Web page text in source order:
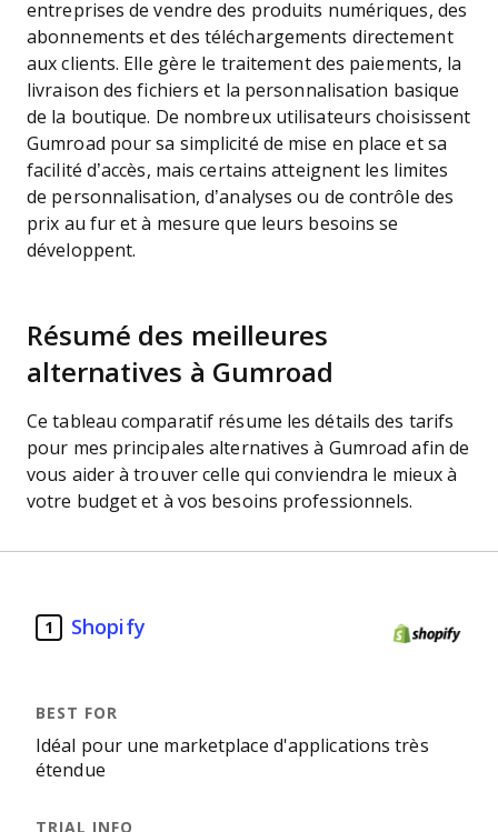
entreprises de vendre des produits numériques, des
abonnements et des téléchargements directement
aux clients. Elle gère le traitement des paiements, la
livraison des fichiers et la personnalisation basique
de la boutique. De nombreux utilisateurs choisissent
Gumroad pour sa simplicité de mise en place et sa
facilité d’accès, mais certains atteignent les limites
de personnalisation, d’analyses ou de contrôle des
prix au fur et à mesure que leurs besoins se
développent.
Résumé des meilleures
alternatives à Gumroad
Ce tableau comparatif résume les détails des tarifs
pour mes principales alternatives à Gumroad afin de
vous aider à trouver celle qui conviendra le mieux à
votre budget et à vos besoins professionnels.
1 Shopify
Idéal pour une marketplace d'applications très
étendue